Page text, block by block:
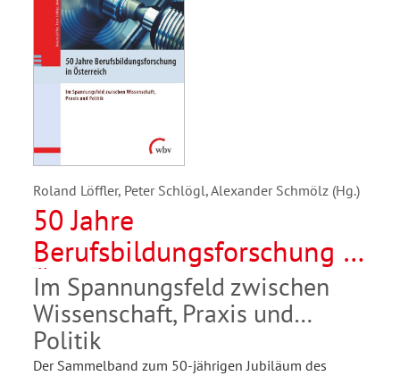
Roland Löffler, Peter Schlögl, Alexander Schmölz (Hg.)
50 Jahre
Berufsbildungsforschung in
Österreich
Im Spannungsfeld zwischen
Wissenschaft, Praxis und
Politik
Der Sammelband zum 50-jährigen Jubiläum des